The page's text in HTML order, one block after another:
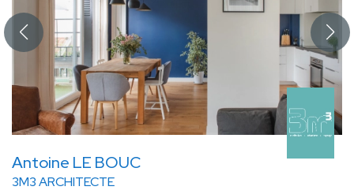
Antoine LE BOUC
3M3 ARCHITECTE